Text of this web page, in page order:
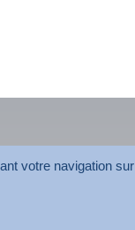
votre navigation